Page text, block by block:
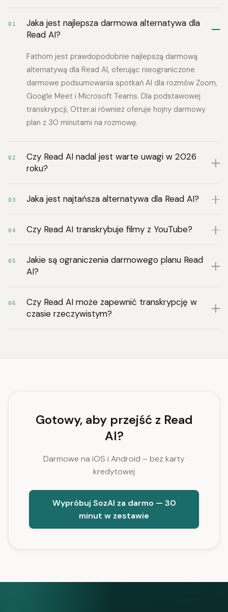
01
Jaka jest najlepsza darmowa alternatywa dla
Read AI?
Fathom jest prawdopodobnie najlepszą darmową
alternatywą dla Read AI, oferując nieograniczone
darmowe podsumowania spotkań AI dla rozmów Zoom,
Google Meet i Microsoft Teams. Dla podstawowej
transkrypcji, Otter.ai również oferuje hojny darmowy
plan z 30 minutami na rozmowę.
02
Czy Read AI nadal jest warte uwagi w 2026
roku?
03 Jaka jest najtańsza alternatywa dla Read AI?
04 Czy Read AI transkrybuje filmy z YouTube?
05
Jakie są ograniczenia darmowego planu Read
AI?
06
Czy Read AI może zapewnić transkrypcję w
czasie rzeczywistym?
Gotowy, aby przejść z Read
AI?
Darmowe na iOS i Android – bez karty
kredytowej
Wypróbuj SozAI za darmo — 30
minut w zestawie